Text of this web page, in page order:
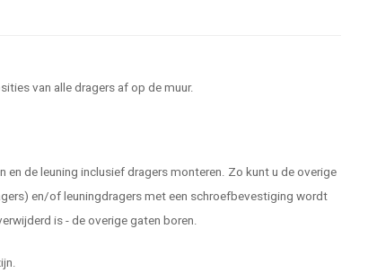
van alle dragers af op de muur.
de leuning inclusief dragers monteren. Zo kunt u de overige
en/of leuningdragers met een schroefbevestiging wordt
is - de overige gaten boren.